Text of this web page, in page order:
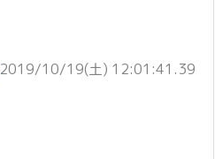
2019/10/19(土) 12:01:41.39